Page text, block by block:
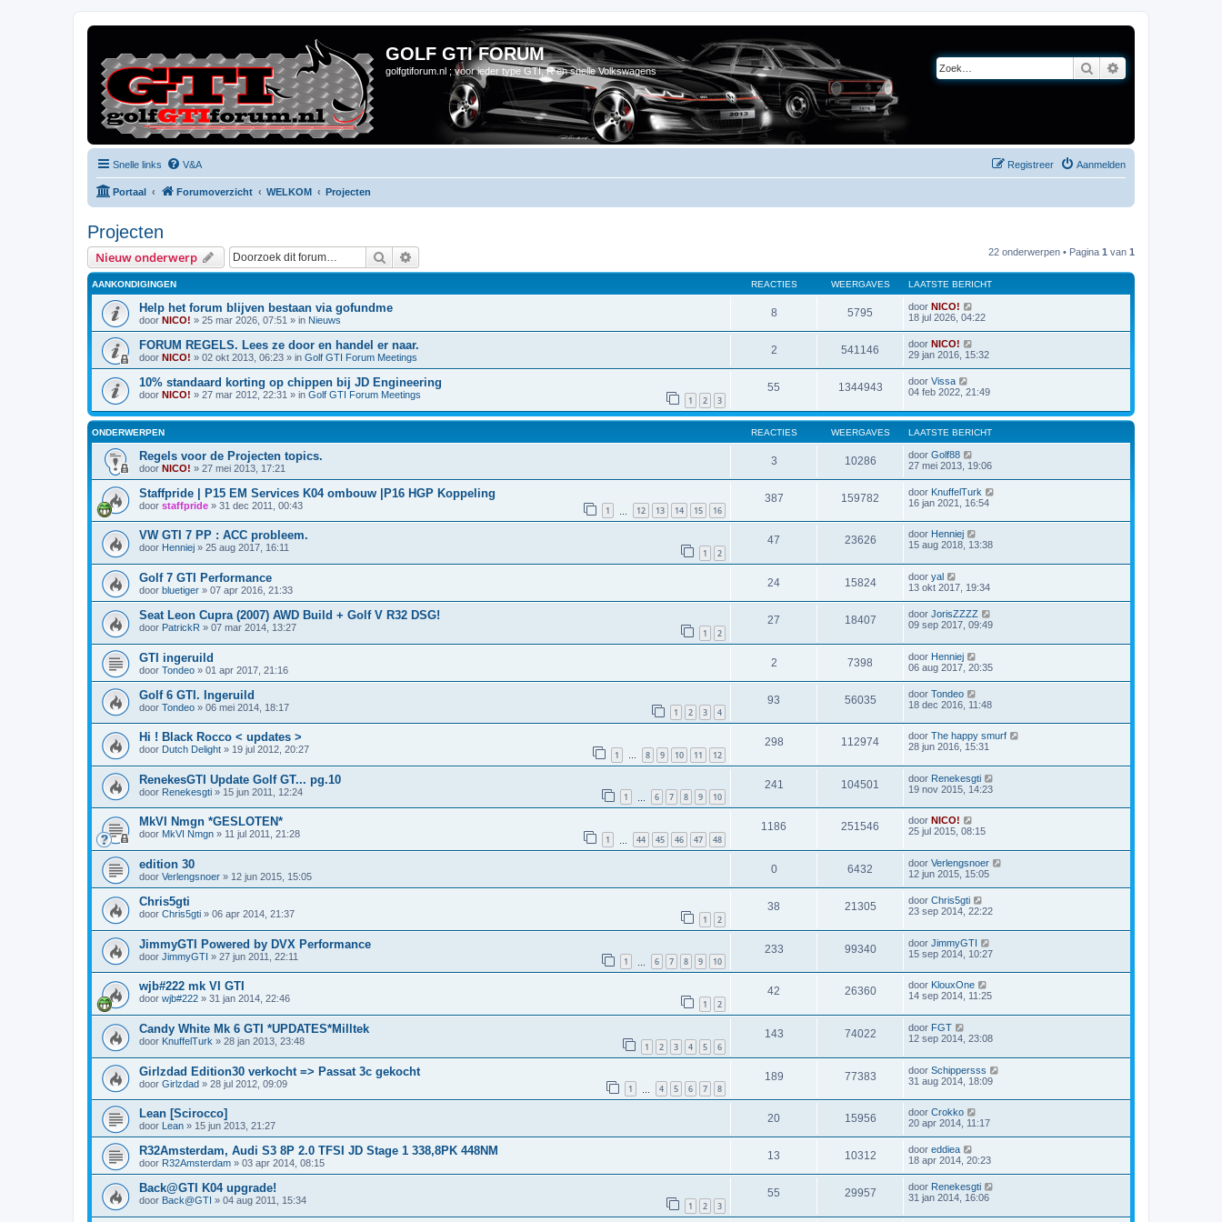
GOLF GTI FORUM
golfgtiforum.nl ; voor ieder type GTI, R en snelle Volkswagens Zoek
Snelle links V&A Aanmelden
Registreer
Portaal Forumoverzicht WELKOM Projecten
Projecten
Nieuw onderwerp Zoek 22 onderwerpen • Pagina 1 van 1
AANKONDIGINGEN REACTIES WEERGAVES LAATSTE BERICHT
Help het forum blijven bestaan via gofundme
door NICO! » 25 mar 2026, 07:51 » in Nieuws
8 5795 door NICO!
18 jul 2026, 04:22
FORUM REGELS. Lees ze door en handel er naar.
door NICO! » 02 okt 2013, 06:23 » in Golf GTI Forum Meetings
2 541146 door NICO!
29 jan 2016, 15:32
10% standaard korting op chippen bij JD Engineering
door NICO! » 27 mar 2012, 22:31 » in Golf GTI Forum Meetings 1 2 3
55 1344943 door Vissa
04 feb 2022, 21:49
ONDERWERPEN REACTIES WEERGAVES LAATSTE BERICHT
Regels voor de Projecten topics.
door NICO! » 27 mei 2013, 17:21
3 10286 door Golf88
27 mei 2013, 19:06
Staffpride | P15 EM Services K04 ombouw |P16 HGP Koppeling
door staffpride » 31 dec 2011, 00:43 1 12 13 14 15 16
387 159782 door KnuffelTurk
16 jan 2021, 16:54
VW GTI 7 PP : ACC probleem.
door Henniej » 25 aug 2017, 16:11 1 2
47 23626 door Henniej
15 aug 2018, 13:38
Golf 7 GTI Performance
door bluetiger » 07 apr 2016, 21:33
24 15824 door yal
13 okt 2017, 19:34
Seat Leon Cupra (2007) AWD Build + Golf V R32 DSG!
door PatrickR » 07 mar 2014, 13:27 1 2
27 18407 door JorisZZZZ
09 sep 2017, 09:49
GTI ingeruild
door Tondeo » 01 apr 2017, 21:16
2 7398 door Henniej
06 aug 2017, 20:35
Golf 6 GTI. Ingeruild
door Tondeo » 06 mei 2014, 18:17 1 2 3 4
93 56035 door Tondeo
18 dec 2016, 11:48
Hi ! Black Rocco < updates >
door Dutch Delight » 19 jul 2012, 20:27 1 … 8 9 10 11 12
298 112974 door The happy smurf
28 jun 2016, 15:31
RenekesGTI Update Golf GT... pg.10
door Renekesgti » 15 jun 2011, 12:24 1 6 7 8 9 10
241 104501 door Renekesgti
19 nov 2015, 14:23
MkVI Nmgn *GESLOTEN*
door MkVI Nmgn » 11 jul 2011, 21:28 1 44 45 46 47 48
1186 251546 door NICO!
25 jul 2015, 08:15
edition 30
door Verlengsnoer » 12 jun 2015, 15:05
0 6432 door Verlengsnoer
12 jun 2015, 15:05
Chris5gti
door Chris5gti » 06 apr 2014, 21:37 1 2
38 21305 door Chris5gti
23 sep 2014, 22:22
JimmyGTI Powered by DVX Performance
door JimmyGTI » 27 jun 2011, 22:11 1 6 7 8 9 10
233 99340 door JimmyGTI
15 sep 2014, 10:27
wjb#222 mk VI GTI
door wjb#222 » 31 jan 2014, 22:46 1 2
42 26360 door KlouxOne
14 sep 2014, 11:25
Candy White Mk 6 GTI *UPDATES*Milltek
door KnuffelTurk » 28 jan 2013, 23:48 1 2 3 4 5 6
143 74022 door FGT
12 sep 2014, 23:08
Girlzdad Edition30 verkocht => Passat 3c gekocht
door Girlzdad » 28 jul 2012, 09:09 1 4 5 6 7 8
189 77383 door Schippersss
31 aug 2014, 18:09
Lean [Scirocco]
door Lean » 15 jun 2013, 21:27
20 15956 door Crokko
20 apr 2014, 11:17
R32Amsterdam, Audi S3 8P 2.0 TFSI JD Stage 1 338,8PK 448NM
door R32Amsterdam » 03 apr 2014, 08:15
13 10312 door eddiea
18 apr 2014, 20:23
Back@GTI K04 upgrade!
door Back@GTI » 04 aug 2011, 15:34 1 2 3
55 29957 door Renekesgti
31 jan 2014, 16:06